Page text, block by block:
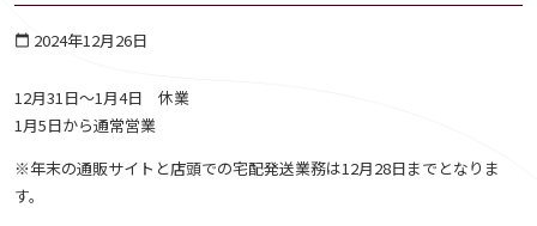
calendar_today 2024年12月26日
12月31日～1月4日 休業
1月5日から通常営業
※年末の通販サイトと店頭での宅配発送業務は12月28日までとなりま
す。